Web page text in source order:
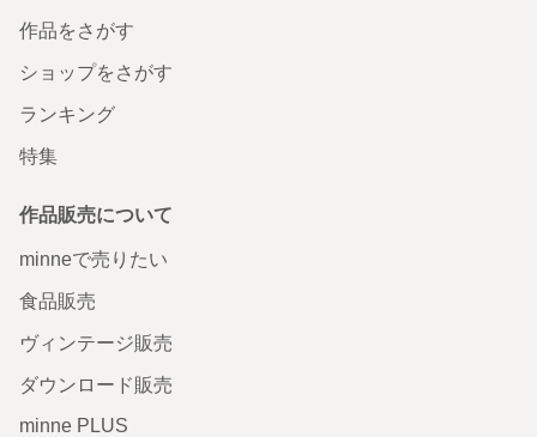
作品をさがす
ショップをさがす
ランキング
特集
作品販売について
minneで売りたい
食品販売
ヴィンテージ販売
ダウンロード販売
minne PLUS